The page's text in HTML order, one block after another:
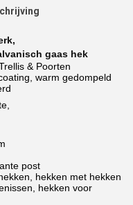
,
gaas hek
& Poorten
warm gedompeld
post
hekken met hekken
hekken voor